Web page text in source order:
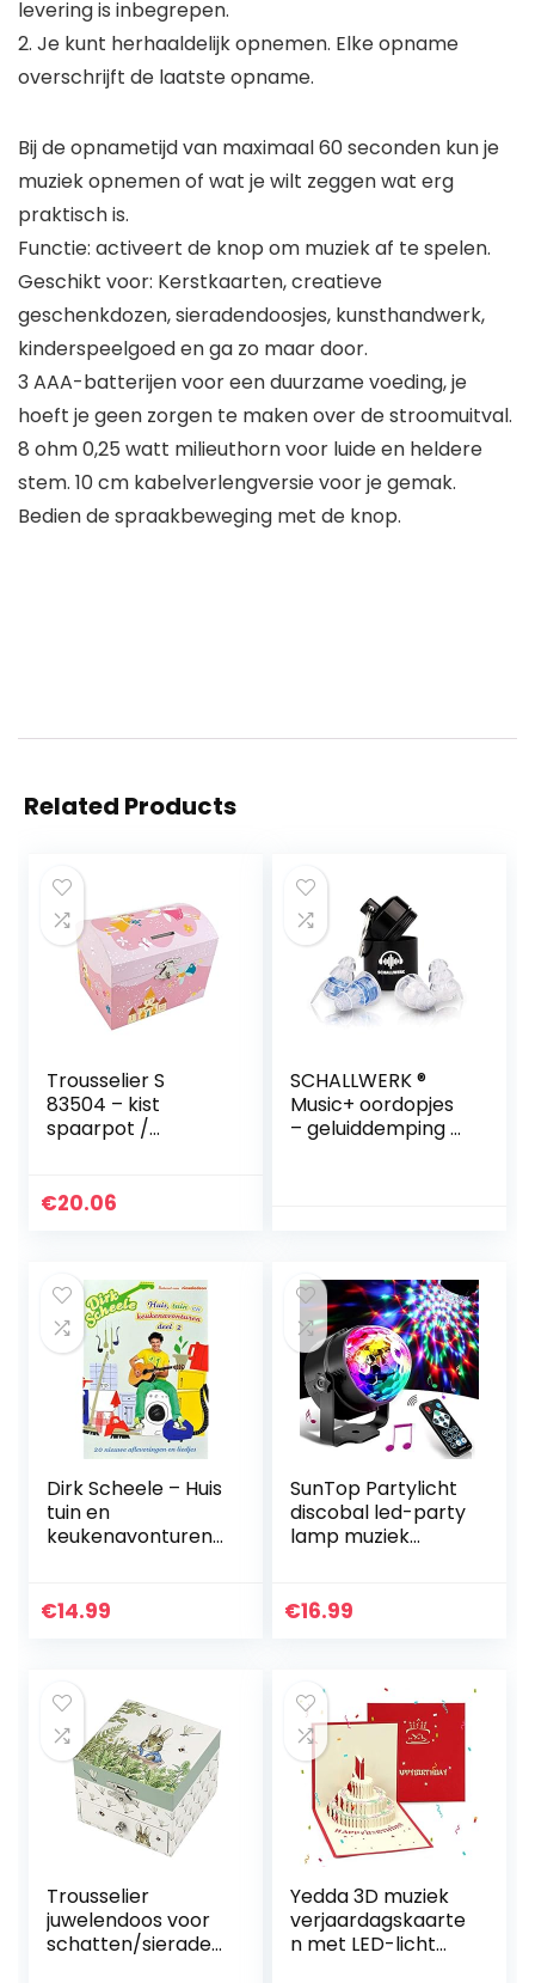
levering is inbegrepen.
2. Je kunt herhaaldelijk opnemen. Elke opname
overschrijft de laatste opname.
Bij de opnametijd van maximaal 60 seconden kun je
muziek opnemen of wat je wilt zeggen wat erg
praktisch is.
Functie: activeert de knop om muziek af te spelen.
Geschikt voor: Kerstkaarten, creatieve
geschenkdozen, sieradendoosjes, kunsthandwerk,
kinderspeelgoed en ga zo maar door.
3 AAA-batterijen voor een duurzame voeding, je
hoeft je geen zorgen te maken over de stroomuitval.
8 ohm 0,25 watt milieuthorn voor luide en heldere
stem. 10 cm kabelverlengversie voor je gemak.
Bedien de spraakbeweging met de knop.
Related Products
Trousselier S
83504 – kist
spaarpot /
(muziekdoos,
(sieradendoos,
sieradendoosje) –
het ideale
geschenk
€20.06
SCHALLWERK ®
Music+ oordopjes
– geluiddemping &
Dirk Scheele – Huis
tuin en
keukenavonturen
€14.99
SunTop Partylicht
discobal led-party
lamp muziek
licht, feestlicht
€16.99
Trousselier
juwelendoos voor
schatten/sieraden
Yedda 3D muziek
verjaardagskaarte
n met LED-licht